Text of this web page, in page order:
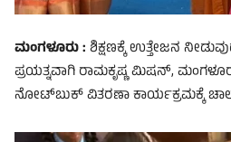
ಮಂಗಳೂರು : ಶಿಕ್ಷಣಕ್ಕೆ ಉತ್ತೇಜನ
ಪ್ರಯತ್ನವಾಗಿ ರಾಮಕೃಷ್ಣ ಮಿಷನ್,
ನೋಟ್‌ಬುಕ್ ವಿತರಣಾ ಕಾರ್ಯಕ್ರಮಕ್ಕೆ